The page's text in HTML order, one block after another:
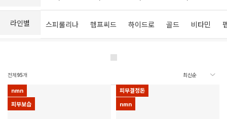
라인별 스피룰리나 헴프씨드 하이드로 골드 비타민
전체95개
nmn
피부보습
피부결정돈
nmn